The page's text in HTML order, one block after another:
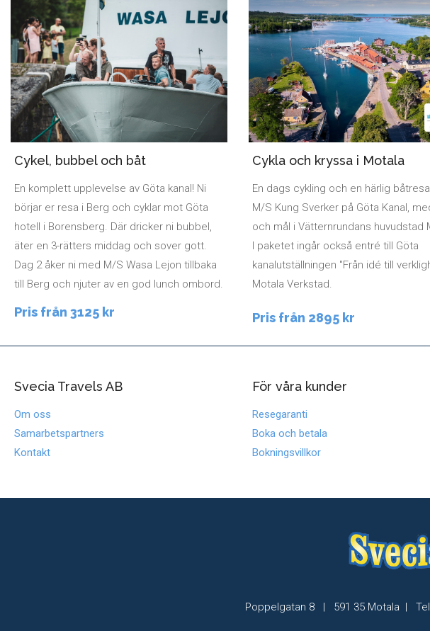
Cykel, bubbel och båt
En komplett upplevelse av Göta kanal! Ni
börjar er resa i Berg och cyklar mot Göta
hotell i Borensberg. Där dricker ni bubbel,
äter en 3-rätters middag och sover gott.
Dag 2 åker ni med M/S Wasa Lejon tillbaka
till Berg och njuter av en god lunch ombord.
Pris från 3125 kr
Cykla och kryssa i Motala
En dags cykling och en härlig
M/S Kung Sverker på Göta Kanal,
och mål i Vätternrundans huvudstad
I paketet ingår också entré till Göta
kanalutställningen "Från idé till
Motala Verkstad.
Pris från 2895 kr
Svecia Travels AB
Om oss
Samarbetspartners
Kontakt
För våra kunder
Resegaranti
Boka och betala
Bokningsvillkor
Poppelgatan 8 | 591 35 Motala |